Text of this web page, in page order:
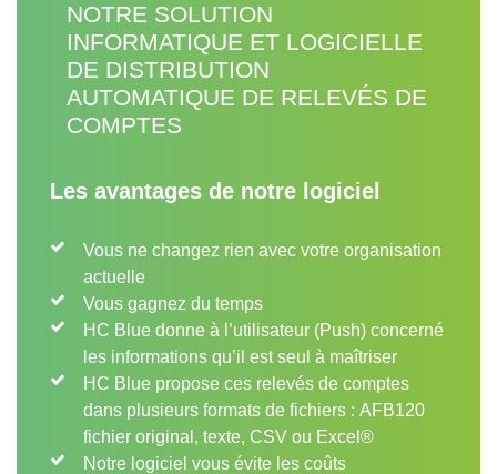
NOTRE SOLUTION
INFORMATIQUE ET LOGICIELLE
DE DISTRIBUTION
AUTOMATIQUE DE RELEVÉS DE
COMPTES
Les avantages de notre logiciel
Vous ne changez rien avec votre organisation
actuelle
Vous gagnez du temps
HC Blue donne à l’utilisateur (Push) concerné
les informations qu’il est seul à maîtriser
HC Blue propose ces relevés de comptes
dans plusieurs formats de fichiers : AFB120
fichier original, texte, CSV ou Excel®
Notre logiciel vous évite les coûts